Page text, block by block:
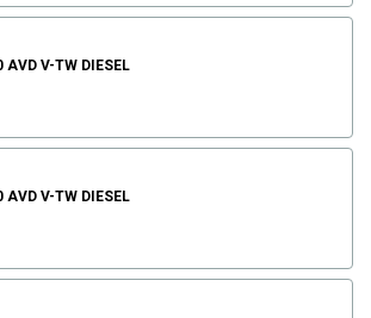
AVD V-TW DIESEL
AVD V-TW DIESEL